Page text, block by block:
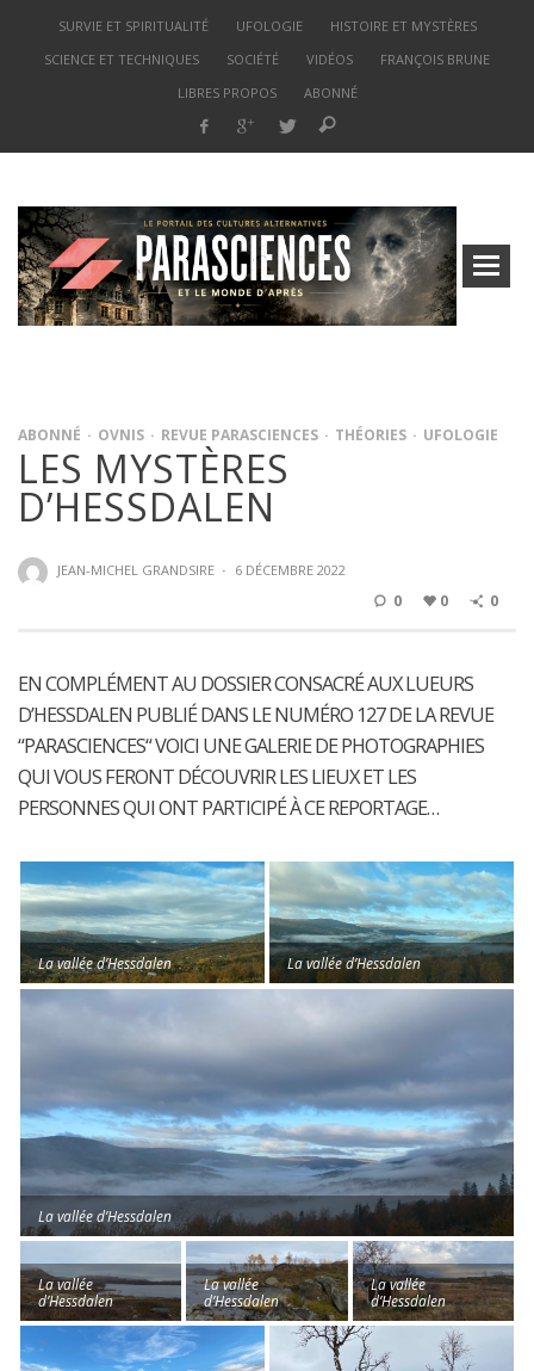
SURVIE ET SPIRITUALITÉ UFOLOGIE
HISTOIRE ET MYSTÈRES
SCIENCE ET TECHNIQUES
SOCIÉTÉ VIDÉOS
FRANÇOIS BRUNE
LIBRES PROPOS
ABONNÉ
ABONNÉ OVNIS REVUE PARASCIENCES THÉORIES UFOLOGIE
LES MYSTÈRES
D’HESSDALEN
JEAN-MICHEL GRANDSIRE · 6 DÉCEMBRE 2022
0 0 0
EN COMPLÉMENT AU DOSSIER CONSACRÉ AUX LUEURS
D’HESSDALEN PUBLIÉ DANS LE NUMÉRO 127 DE LA REVUE
“PARASCIENCES“ VOICI UNE GALERIE DE PHOTOGRAPHIES
QUI VOUS FERONT DÉCOUVRIR LES LIEUX ET LES
PERSONNES QUI ONT PARTICIPÉ À CE REPORTAGE…
La vallée d’Hessdalen La vallée d’Hessdalen
La vallée d’Hessdalen
La vallée
d’Hessdalen
La vallée
d’Hessdalen
La vallée
d’Hessdalen